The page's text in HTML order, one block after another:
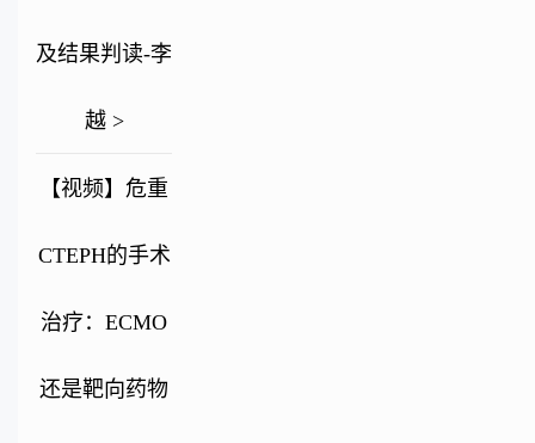
及结果判读-李
越 >
【视频】危重
CTEPH的手术
治疗：ECMO
还是靶向药物